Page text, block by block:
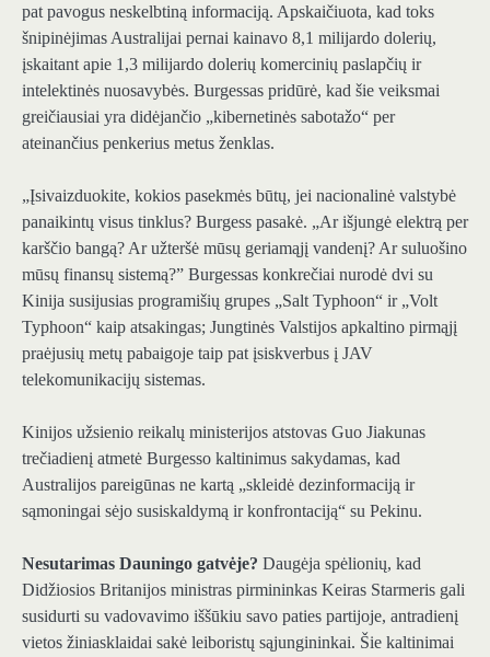
pat pavogus neskelbtiną informaciją. Apskaičiuota, kad toks
šnipinėjimas Australijai pernai kainavo 8,1 milijardo dolerių,
įskaitant apie 1,3 milijardo dolerių komercinių paslapčių ir
intelektinės nuosavybės. Burgessas pridūrė, kad šie veiksmai
greičiausiai yra didėjančio „kibernetinės sabotažo“ per
ateinančius penkerius metus ženklas.
„Įsivaizduokite, kokios pasekmės būtų, jei nacionalinė valstybė
panaikintų visus tinklus? Burgess pasakė. „Ar išjungė elektrą per
karščio bangą? Ar užteršė mūsų geriamąjį vandenį? Ar suluošino
mūsų finansų sistemą?” Burgessas konkrečiai nurodė dvi su
Kinija susijusias programišių grupes „Salt Typhoon“ ir „Volt
Typhoon“ kaip atsakingas; Jungtinės Valstijos apkaltino pirmąjį
praėjusių metų pabaigoje taip pat įsiskverbus į JAV
telekomunikacijų sistemas.
Kinijos užsienio reikalų ministerijos atstovas Guo Jiakunas
trečiadienį atmetė Burgesso kaltinimus sakydamas, kad
Australijos pareigūnas ne kartą „skleidė dezinformaciją ir
sąmoningai sėjo susiskaldymą ir konfrontaciją“ su Pekinu.
Nesutarimas Dauningo gatvėje? Daugėja spėlionių, kad
Didžiosios Britanijos ministras pirmininkas Keiras Starmeris gali
susidurti su vadovavimo iššūkiu savo paties partijoje, antradienį
vietos žiniasklaidai sakė leiboristų sąjungininkai. Šie kaltinimai